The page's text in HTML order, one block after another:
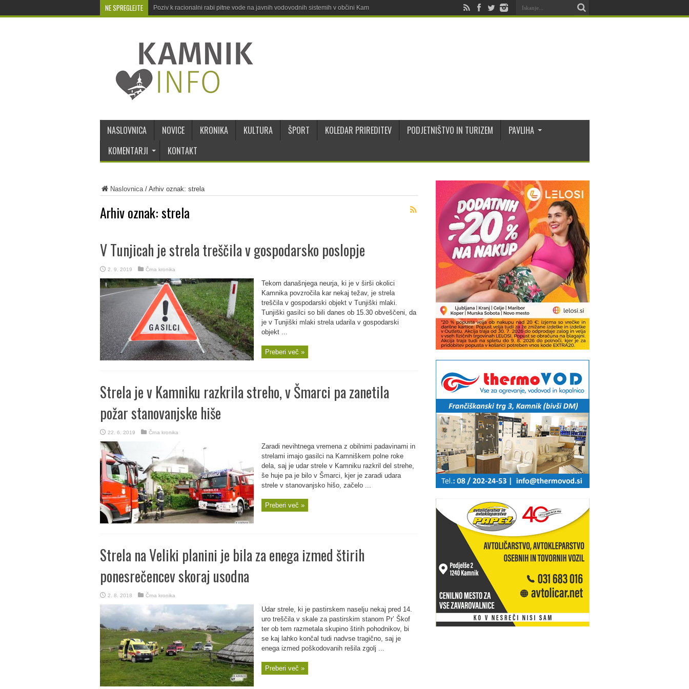
NE SPREGLEJTE Poziv k racionalni rabi pitne vode na javnih vodovodnih sistemih v občini Kamnik
NASLOVNICA NOVICE KRONIKA KULTURA ŠPORT KOLEDAR PRIREDITEV PODJETNIŠTVO IN TURIZEM
PAVLIHA
KOMENTARJI
KONTAKT
Naslovnica/ Arhiv oznak: strela
Arhiv oznak:strela
V Tunjicah je strela treščila v gospodarsko poslopje
2. 9. 2019 Črna kronika
Tekom današnjega neurja, ki je v širši okolici
Kamnika povzročila kar nekaj težav, je strela
treščila v gospodarski objekt v Tunjiški mlaki.
Tunjiški gasilci so bili danes ob 15.30 obveščeni, da
je v Tunjiški mlaki strela udarila v gospodarski
objekt ...
Preberi več »
Strela je v Kamniku razkrila streho, v Šmarci pa zanetila
požar stanovanjske hiše
22. 6. 2019 Črna kronika
Zaradi nevihtnega vremena z obilnimi padavinami in
strelami imajo gasilci na Kamniškem polne roke
dela, saj je udar strele v Kamniku razkril del strehe,
še huje pa je bilo v Šmarci, kjer je zaradi udara
strele v stanovanjsko hišo, začelo ...
Preberi več »
Strela na Veliki planini je bila za enega izmed štirih
ponesrečencev skoraj usodna
2. 8. 2018 Črna kronika
Udar strele, ki je pastirskem naselju nekaj pred 14.
uro treščila v skale za pastirskim stanom Pr’ Škof
ter ob tem razmetala skupino štirih pohodnikov, bi
se kaj lahko končal tudi nadvse tragično, saj je
enega izmed poškodovanih rešila zgolj ...
Preberi več »